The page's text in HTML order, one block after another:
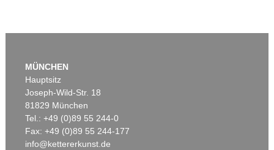
MÜNCHEN
Hauptsitz
Joseph-Wild-Str. 18
81829 München
Tel.: +49 (0)89 55 244-0
Fax: +49 (0)89 55 244-177
info@kettererkunst.de